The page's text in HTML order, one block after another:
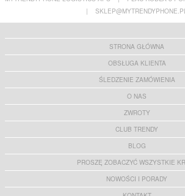
|
STRONA GŁÓWNA
OBSŁUGA KLIENTA
ŚLEDZENIE ZAMÓWIENIA
O NAS
ZWROTY
CLUB TRENDY
BLOG
PROSZĘ ZOBACZYĆ WSZYSTKIE
NOWOŚCI I PORADY